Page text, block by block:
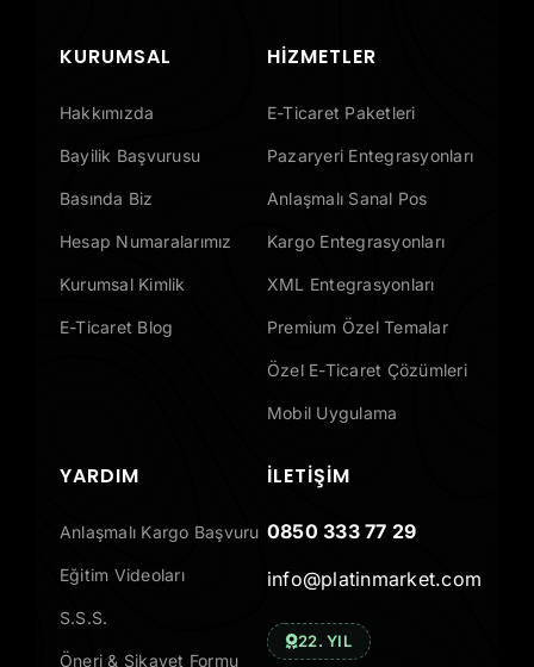
KURUMSAL
Hakkımızda
Bayilik Başvurusu
Basında Biz
Hesap Numaralarımız
Kurumsal Kimlik
E-Ticaret Blog
HIZMETLER
E-Ticaret Paketleri
Pazaryeri Entegrasyonları
Anlaşmalı Sanal Pos
Kargo Entegrasyonları
XML Entegrasyonları
Premium Özel Temalar
Özel E-Ticaret Çözümleri
Mobil Uygulama
YARDIM
Anlaşmalı Kargo Başvuru
Eğitim Videoları
S.S.S.
Öneri & Şikayet Formu
İLETIŞIM
0850 333 77 29
info@platinmarket.com
22. YIL